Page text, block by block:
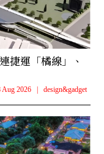
捷運「橘線」、
Aug 2026 design&gadget